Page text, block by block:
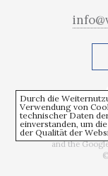
This
and the
Durch die
Verwendung von
technischer Daten
einverstanden, um
der Qualität der